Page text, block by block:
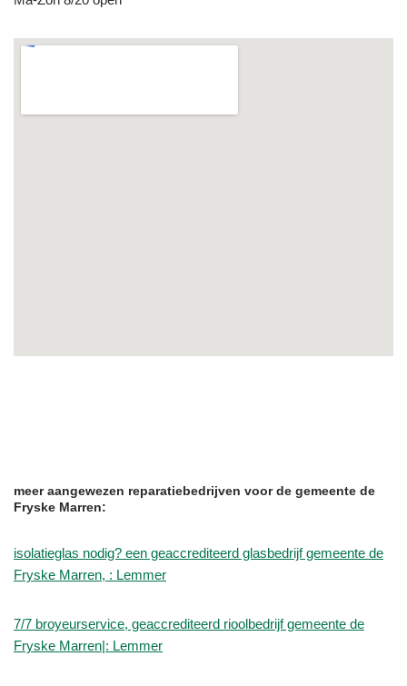
meer aangewezen reparatiebedrijven voor de gemeente de
Fryske Marren:
isolatieglas nodig? een geaccrediteerd glasbedrijf gemeente de
Fryske Marren, : Lemmer
7/7 broyeurservice, geaccrediteerd rioolbedrijf gemeente de
Fryske Marren|: Lemmer